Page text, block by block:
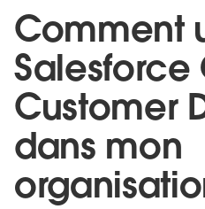
Comment
Salesforce
Customer
dans mon